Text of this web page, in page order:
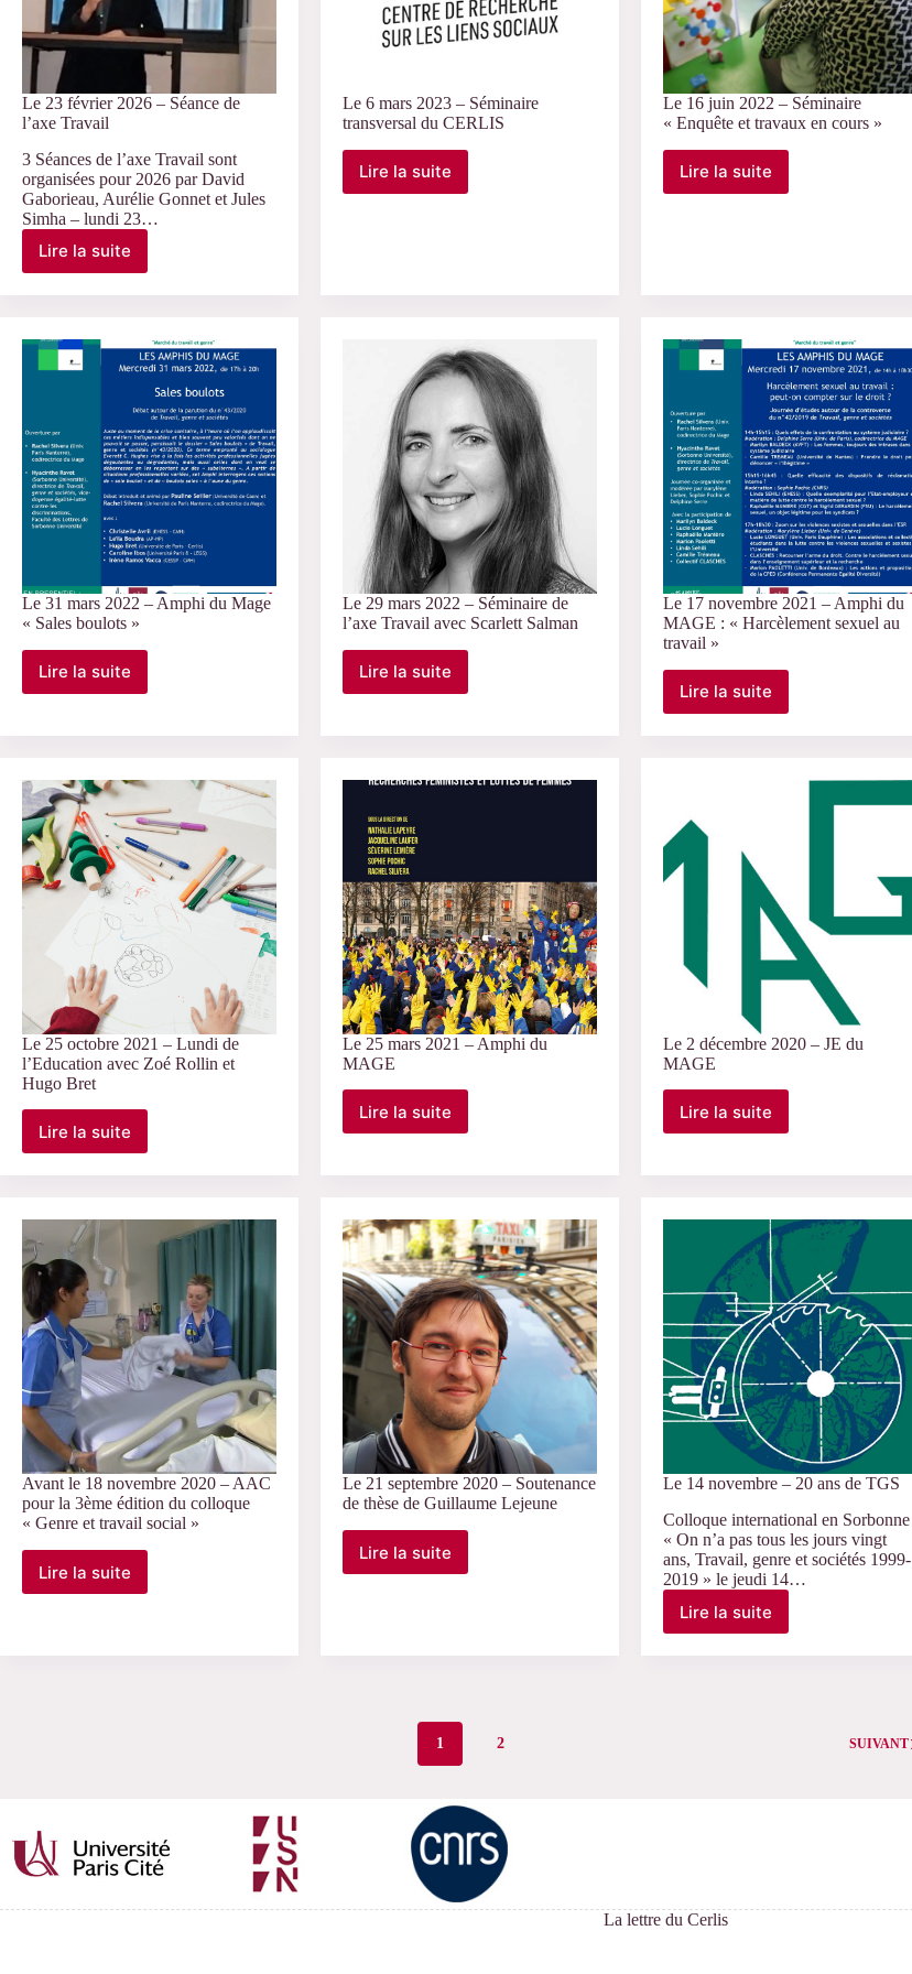
Le 23 février 2026 – Séance de
l’axe Travail
3 Séances de l’axe Travail sont
organisées pour 2026 par David
Gaborieau, Aurélie Gonnet et Jules
Simha – lundi 23…
Lire la suite
Le
–
Séance
Travail
Le 6 mars 2023 – Séminaire
transversal du CERLIS
Lire la suite
Le
CERLIS
Le 16 juin 2022 – Séminaire
« Enquête et travaux en cours »
Lire la suite
Le
travaux
en
cours »
Le 31 mars 2022 – Amphi du Mage
« Sales boulots »
Lire la suite
Le
31
Amphi
du
Mage
« Sales
boulots »
Le 29 mars 2022 – Séminaire de
l’axe Travail avec Scarlett Salman
Lire la suite
Le
29
Séminaire
l’axe
Travail
avec
Scarlett
Salman
Le 17 novembre 2021 – Amphi du
MAGE : « Harcèlement sexuel au
travail »
Lire la suite
Le
17
MAGE
« Harcèlement
sexuel
travail »
Le 25 octobre 2021 – Lundi de
l’Education avec Zoé Rollin et
Hugo Bret
Lire la suite
Le
–
Lundi
de
l’Education
avec
Zoé
Rollin
et
Hugo
Le 25 mars 2021 – Amphi du
MAGE
Lire la suite
Le
Amphi
du
MAGE
Le 2 décembre 2020 – JE du
MAGE
Lire la suite
Le
JE
du
MAGE
Avant le 18 novembre 2020 – AAC
pour la 3ème édition du colloque
« Genre et travail social »
Lire la suite
Avant
« Genre
et
social »
Le 21 septembre 2020 – Soutenance
de thèse de Guillaume Lejeune
Lire la suite
Le
de
Guillaume
Lejeune
Le 14 novembre – 20 ans de TGS
Colloque international en Sorbonne
« On n’a pas tous les jours vingt
ans, Travail, genre et sociétés 1999-
2019 » le jeudi 14…
Lire la suite
Le
1 2 SUIVANT
La lettre du Cerlis